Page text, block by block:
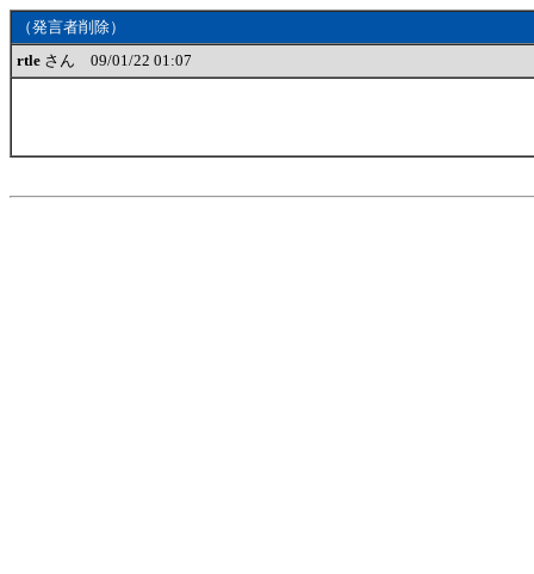
（発言者削除）
rtle さん 09/01/22 01:07